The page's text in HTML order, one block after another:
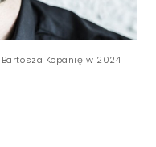
Kopanię w 2024